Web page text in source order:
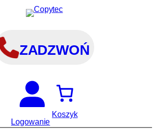
ZADZWOŃ
Logowanie
Koszyk